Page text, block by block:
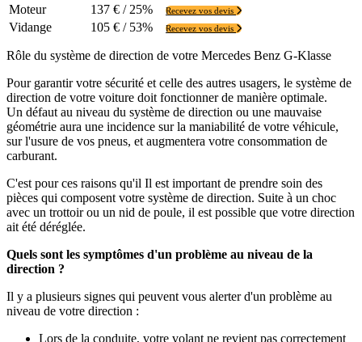
Moteur 137 € / 25% Recevez vos devis
Vidange 105 € / 53% Recevez vos devis
Rôle du système de direction de votre Mercedes Benz G-Klasse
Pour garantir votre sécurité et celle des autres usagers, le système de
direction de votre voiture doit fonctionner de manière optimale.
Un défaut au niveau du système de direction ou une mauvaise
géométrie aura une incidence sur la maniabilité de votre véhicule,
sur l'usure de vos pneus, et augmentera votre consommation de
carburant.
C'est pour ces raisons qu'il Il est important de prendre soin des
pièces qui composent votre système de direction. Suite à un choc
avec un trottoir ou un nid de poule, il est possible que votre direction
ait été déréglée.
Quels sont les symptômes d'un problème au niveau de la
direction ?
Il y a plusieurs signes qui peuvent vous alerter d'un problème au
niveau de votre direction :
Lors de la conduite, votre volant ne revient pas correctement